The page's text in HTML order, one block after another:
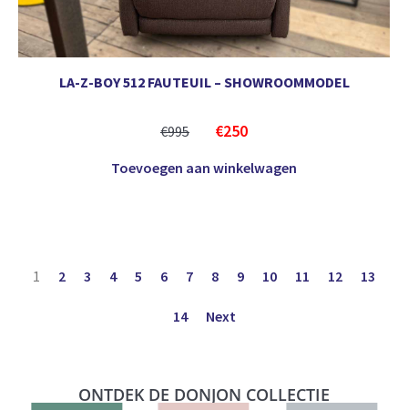
LA-Z-BOY 512 FAUTEUIL – SHOWROOMMODEL
€995 €250
Toevoegen aan winkelwagen
1 2 3 4 5 6 7 8 9 10 11 12 13
14 Next
ONTDEK DE DONJON COLLECTIE